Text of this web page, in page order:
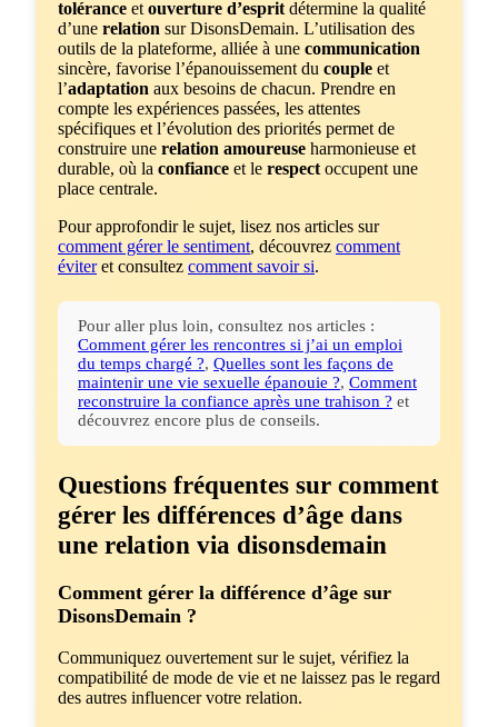
tolérance et ouverture d’esprit détermine la qualité
d’une relation sur DisonsDemain. L’utilisation des
outils de la plateforme, alliée à une communication
sincère, favorise l’épanouissement du couple et
l’adaptation aux besoins de chacun. Prendre en
compte les expériences passées, les attentes
spécifiques et l’évolution des priorités permet de
construire une relation amoureuse harmonieuse et
durable, où la confiance et le respect occupent une
place centrale.
Pour approfondir le sujet, lisez nos articles sur
comment gérer le sentiment, découvrez comment
éviteret consultez comment savoir si.
Pour aller plus loin, consultez nos articles :
Comment gérer les rencontres si j’ai un emploi
du temps chargé ?, Quelles sont les façons de
maintenir une vie sexuelle épanouie ?, Comment
reconstruire la confiance après une trahison ? et
découvrez encore plus de conseils.
Questions fréquentes sur comment
gérer les différences d’âge dans
une relation via disonsdemain
Comment gérer la différence d’âge sur
DisonsDemain ?
Communiquez ouvertement sur le sujet, vérifiez la
compatibilité de mode de vie et ne laissez pas le regard
des autres influencer votre relation.